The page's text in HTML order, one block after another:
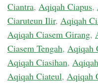
Ciantra, Aqiqah Ciapus,
Ciaruteun Ilir, Aqiqah
Aqiqah Ciasem Girang,
Ciasem Tengah, Aqiqah
Aqiqah Ciasihan,
Aqiqah Ciateul, Aqiqah